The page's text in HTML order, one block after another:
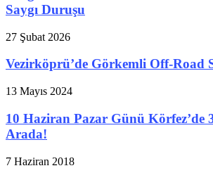
Saygı Duruşu
27 Şubat 2026
Vezirköprü’de Görkemli Off-Road
13 Mayıs 2024
10 Haziran Pazar Günü Körfez’de
Arada!
7 Haziran 2018